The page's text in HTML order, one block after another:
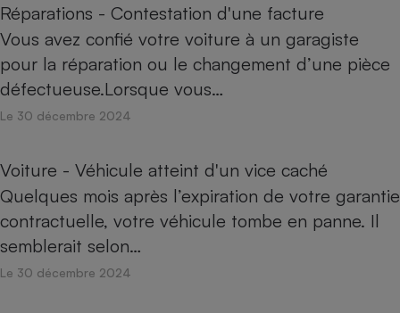
Réparations - Contestation d'une facture
Vous avez confié votre voiture à un garagiste
pour la réparation ou le changement d’une pièce
défectueuse.Lorsque vous…
Le 30 décembre 2024
Voiture - Véhicule atteint d'un vice caché
Quelques mois après l’expiration de votre garantie
contractuelle, votre véhicule tombe en panne. Il
semblerait selon…
Le 30 décembre 2024